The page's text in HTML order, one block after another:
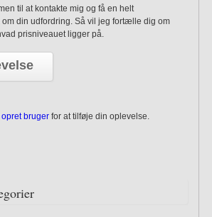
til at kontakte mig og få en helt
din udfordring. Så vil jeg fortælle dig om
prisniveauet ligger på.
opret bruger for at tilføje din oplevelse.